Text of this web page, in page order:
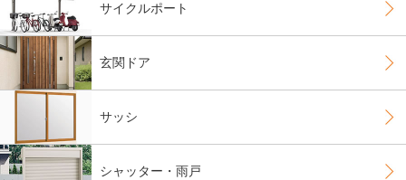
サイクルポート
玄関ドア
サッシ
シャッター・雨戸